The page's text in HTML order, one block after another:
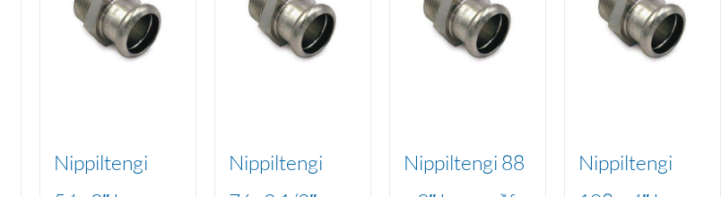
Nippiltengi
Nippiltengi
Nippiltengi 88
Nippiltengi